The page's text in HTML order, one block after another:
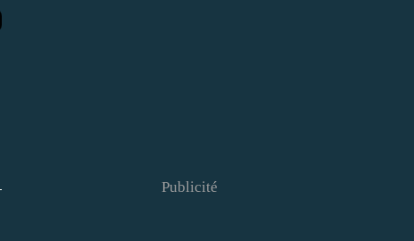
Publicité